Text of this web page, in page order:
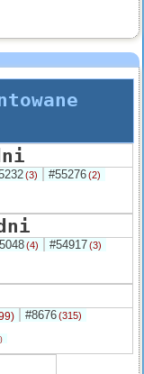
(3) #55276(2)
(4) #54917(3)
#8676(315)